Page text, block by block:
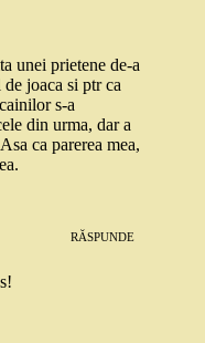
unei prietene de-a
joaca si ptr ca
s-a
din urma, dar a
ca parerea mea,
RĂSPUNDE